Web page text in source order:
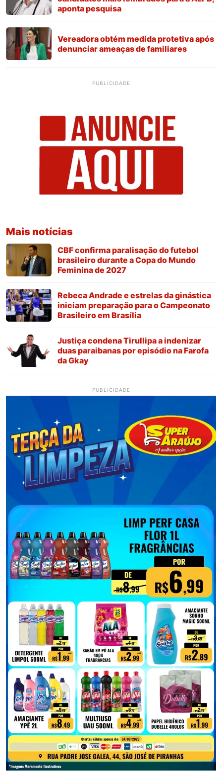
aponta pesquisa
Vereadora obtém medida protetiva após
denunciar ameaças de familiares
PUBLICIDADE
Mais notícias
CBF confirma paralisação do futebol
brasileiro durante a Copa do Mundo
Feminina de 2027
Rebeca Andrade e estrelas da ginástica
iniciam preparação para o Campeonato
Brasileiro em Brasília
Justiça condena Tirullipa a indenizar
duas paraibanas por episódio na Farofa
da Gkay
PUBLICIDADE